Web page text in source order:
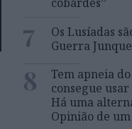
7
Os Lusíadas
Guerra
8
Tem apneia
consegue
Há uma
Opinião de